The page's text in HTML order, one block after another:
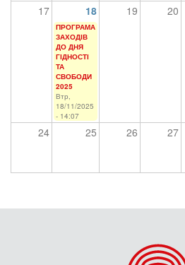
17 18 19 20
ПРОГРАМА
ЗАХОДІВ
ДО ДНЯ
ГІДНОСТІ
ТА
СВОБОДИ
2025
Втр,
18/11/2025
- 14:07
24 25 26 27